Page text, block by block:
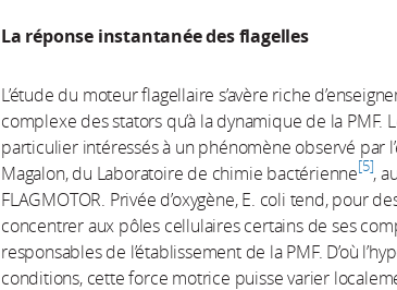
La réponse instantanée des flagelles
L’étude du moteur flagellaire s’avère riche
complexe des stators qu’à la dynamique de la PMF.
particulier intéressés à un phénomène observé par
Magalon, du Laboratoire de chimie bactérienne 5 ,
FLAGMOTOR. Privée d’oxygène, E. coli tend, pour
concentrer aux pôles cellulaires certains de ses
responsables de l’établissement de la PMF. D’où
conditions, cette force motrice puisse varier